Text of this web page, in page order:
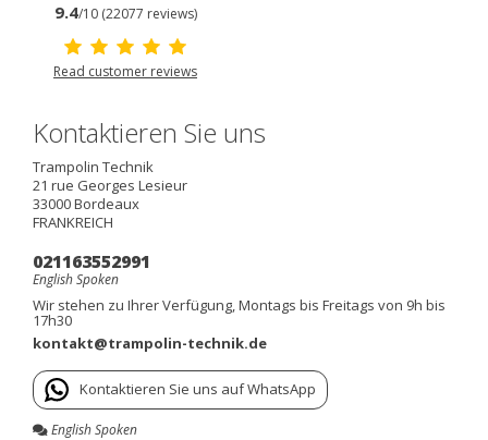
9.4/10 (22077 reviews)
Read customer reviews
Kontaktieren Sie uns
Trampolin Technik
21 rue Georges Lesieur
33000Bordeaux
FRANKREICH
021163552991
English Spoken
Wir stehen zu Ihrer Verfügung, Montags bis Freitags von 9h bis
17h30
kontakt@trampolin-technik.de
Kontaktieren Sie uns auf WhatsApp
English Spoken